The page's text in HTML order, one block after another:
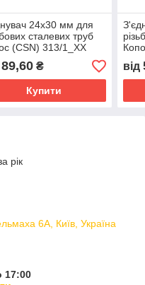
24х30 мм для
сталевих труб
(CSN) 313/1_XX
89,60₴
Купити
від
рік
6А, Київ, Україна
17:00